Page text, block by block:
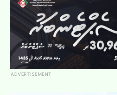
ADVERTISEMENT